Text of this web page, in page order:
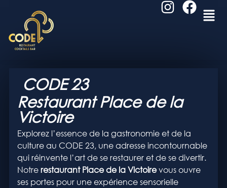
CODE 23
Restaurant Place de la
Victoire
Explorez l’essence de la gastronomie et de la
culture au CODE 23, une adresse incontournable
qui réinvente l’art de se restaurer et de se divertir.
Notrerestaurant Place de la Victoirevous ouvre
ses portes pour une expérience sensorielle